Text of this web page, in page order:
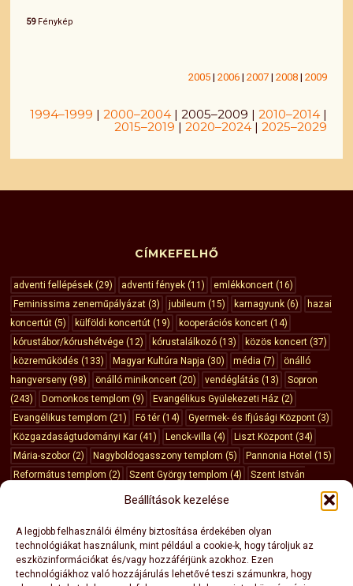
Beállítások kezelése
A legjobb felhasználói élmény biztosítása érdekében olyan
technológiákat használunk, mint például a cookie-k, hogy tároljuk az
eszközinformációkat és/vagy hozzáférjünk azokhoz. Ezen
technológiákhoz való hozzájárulás lehetővé teszi számunkra, hogy
59Fénykép
2005| 2006| 2007| 2008| 2009
1994–1999 | 2000–2004| 2005–2009 | 2010–2014|
2015–2019 | 2020–2024| 2025–2029
CÍMKEFELHŐ
adventi fellépések (29) adventi fények (11) emlékkoncert (16)
Feminissima zeneműpályázat (3) jubileum (15) karnagyunk (6)
hazai
koncertút (5) külföldi koncertút (19) kooperációs koncert (14)
kórustábor/kórushétvége (12) kórustalálkozó (13) közös koncert (37)
közreműködés (133) Magyar Kultúra Napja (30) média (7)
önálló
hangverseny (98) önálló minikoncert (20) vendéglátás (13)
Sopron
(243)
Domonkos templom (9) Evangélikus Gyülekezeti Ház (2)
Evangélikus templom (21) Fő tér (14) Gyermek- és Ifjúsági Központ (3)
Közgazdaságtudományi Kar (41) Lenck-villa (4) Liszt Központ (34)
Mária-szobor (2) Nagyboldogasszony templom (5) Pannonia Hotel (15)
Református templom (2) Szent György templom (4)
Szent István
Szent Mihály templom (43) Vármegyeháza
Városháza
Győr
(3)
Kőszeg(8) Ausztria(11) Németország(4) Olaszország
„FIDELISSIMA” ALAPÍTVÁNY